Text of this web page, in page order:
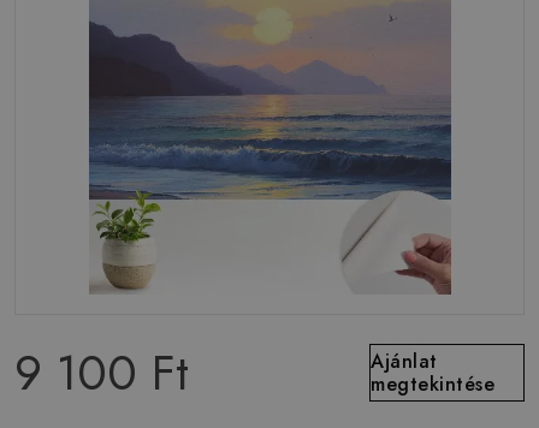
9 100 Ft
Ajánlat
megtekintése